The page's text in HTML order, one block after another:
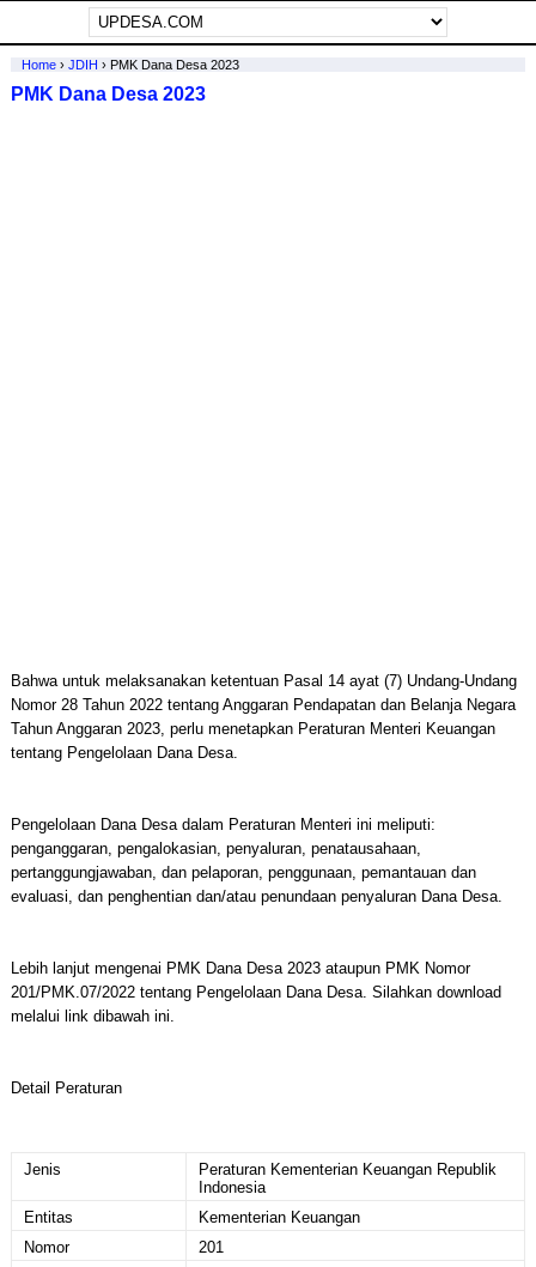
Home› JDIH › PMK Dana Desa 2023
PMK Dana Desa 2023
Bahwa untuk melaksanakan ketentuan Pasal 14 ayat (7) Undang-Undang
Nomor 28 Tahun 2022 tentang Anggaran Pendapatan dan Belanja Negara
Tahun Anggaran 2023, perlu menetapkan Peraturan Menteri Keuangan
tentang Pengelolaan Dana Desa.
Pengelolaan Dana Desa dalam Peraturan Menteri ini meliputi:
penganggaran, pengalokasian, penyaluran, penatausahaan,
pertanggungjawaban, dan pelaporan, penggunaan, pemantauan dan
evaluasi, dan penghentian dan/atau penundaan penyaluran Dana Desa.
Lebih lanjut mengenai PMK Dana Desa 2023 ataupun PMK Nomor
201/PMK.07/2022 tentang Pengelolaan Dana Desa. Silahkan download
melalui link dibawah ini.
Detail Peraturan
Jenis
Peraturan Kementerian Keuangan Republik
Indonesia
Entitas
Kementerian Keuangan
Nomor
201